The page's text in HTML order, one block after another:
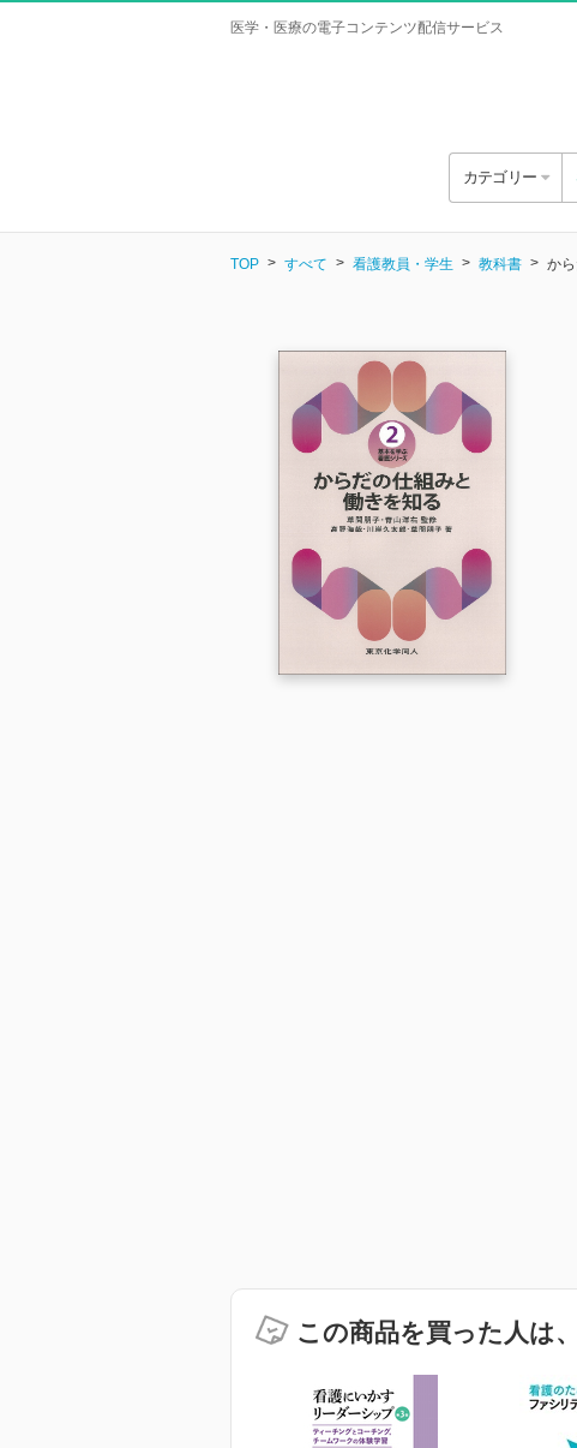
医学・医療の電子コンテンツ配信サービス
カテゴリー
TOP すべて 看護教員・学生 教科書 か
この商品を買った人は